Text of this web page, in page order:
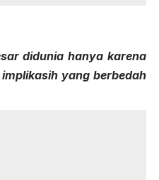
didunia hanya karena
yang berbedah